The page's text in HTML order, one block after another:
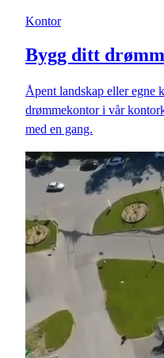
Kontor
Bygg ditt
Åpent landskap eller egne
drømmekontor i vår
med en gang.